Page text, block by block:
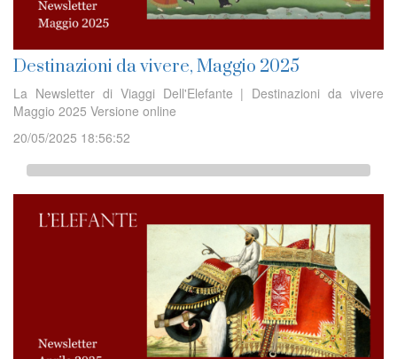
Destinazioni da vivere, Maggio 2025
La Newsletter di Viaggi Dell'Elefante | Destinazioni da vivere
Maggio 2025 Versione online
20/05/2025 18:56:52